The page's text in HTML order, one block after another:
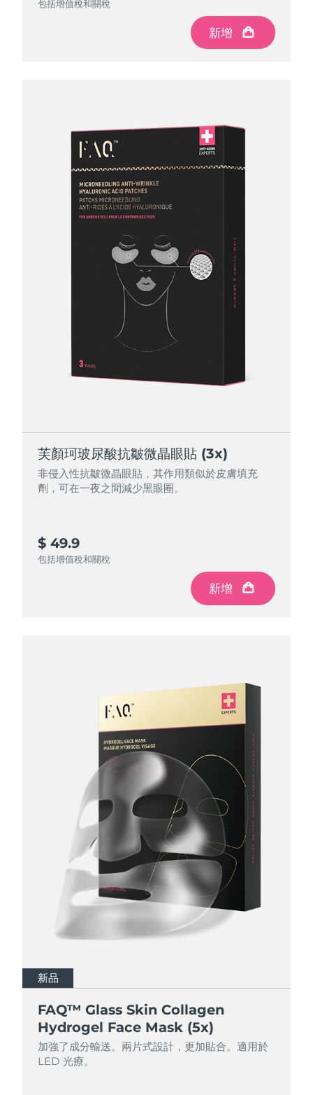
包括增值稅和關稅
新增
芙顏珂玻尿酸抗皺微晶眼貼 (3x)
非侵入性抗皺微晶眼貼，其作用類似於皮膚填充
劑，可在一夜之間減少黑眼圈。
$ 49.9
包括增值稅和關稅
新增
新品
FAQ™ Glass Skin Collagen
Hydrogel Face Mask (5x)
加強了成分輸送。兩片式設計，更加貼合。適用於
LED 光療。